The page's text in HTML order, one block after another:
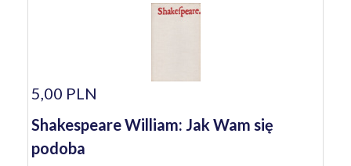
5,00 PLN
Shakespeare William: Jak Wam się
podoba